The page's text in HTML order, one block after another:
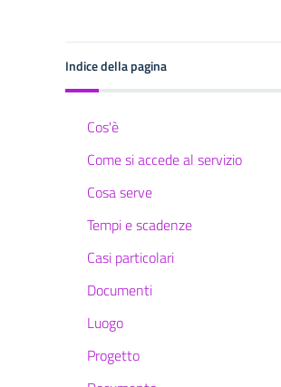
Indice della pagina
Cos'è
Come si accede al servizio
Cosa serve
Tempi e scadenze
Casi particolari
Documenti
Luogo
Progetto